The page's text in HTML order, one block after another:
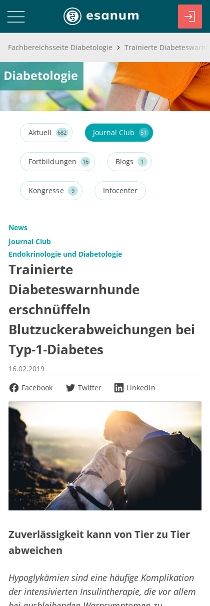
Fachbereichsseite Diabetologie
Aktuell 682 Journal Club 51
Fortbildungen 16 Blogs 1
Kongresse 9 Infocenter
News
Journal Club
Endokrinologie und Diabetologie
Trainierte
Diabeteswarnhunde
erschnüffeln
Blutzuckerabweichungen bei
Typ-1-Diabetes
16.02.2019
Facebook
Twitter LinkedIn
Zuverlässigkeit kann von Tier zu Tier
abweichen
Hypoglykämien sind eine häufige Komplikation
der intensivierten Insulintherapie, die vor allem